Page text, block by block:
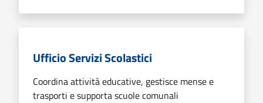
Ufficio Servizi Scolastici
Coordina attività educative, gestisce mense e
trasporti e supporta scuole comunali